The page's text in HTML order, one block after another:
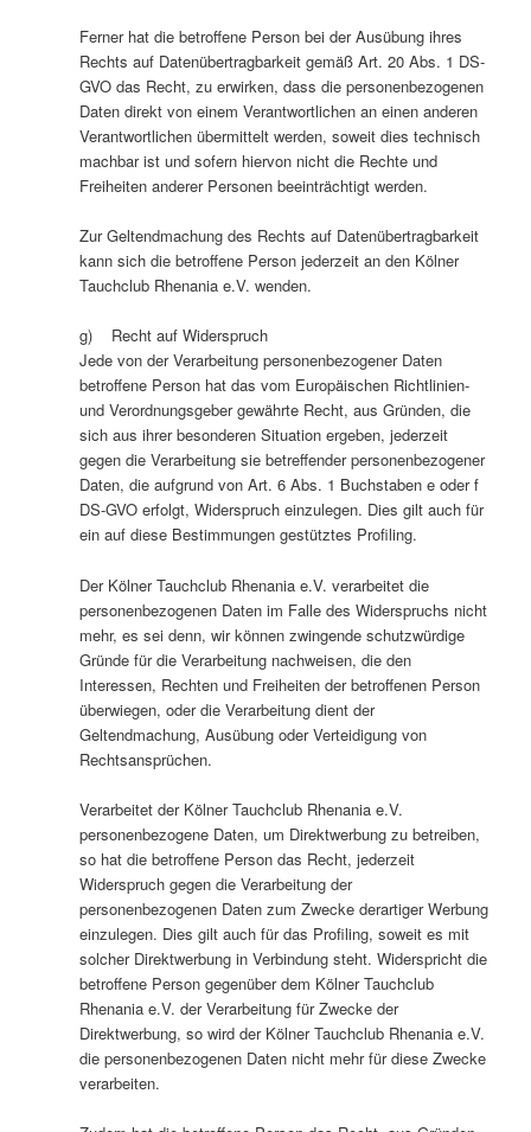
Ferner hat die betroffene Person bei der Ausübung ihres
Rechts auf Datenübertragbarkeit gemäß Art. 20 Abs. 1 DS-
GVO das Recht, zu erwirken, dass die personenbezogenen
Daten direkt von einem Verantwortlichen an einen anderen
Verantwortlichen übermittelt werden, soweit dies technisch
machbar ist und sofern hiervon nicht die Rechte und
Freiheiten anderer Personen beeinträchtigt werden.
Zur Geltendmachung des Rechts auf Datenübertragbarkeit
kann sich die betroffene Person jederzeit an den Kölner
Tauchclub Rhenania e.V. wenden.
g) Recht auf Widerspruch
Jede von der Verarbeitung personenbezogener Daten
betroffene Person hat das vom Europäischen Richtlinien-
und Verordnungsgeber gewährte Recht, aus Gründen, die
sich aus ihrer besonderen Situation ergeben, jederzeit
gegen die Verarbeitung sie betreffender personenbezogener
Daten, die aufgrund von Art. 6 Abs. 1 Buchstaben e oder f
DS-GVO erfolgt, Widerspruch einzulegen. Dies gilt auch für
ein auf diese Bestimmungen gestütztes Profiling.
Der Kölner Tauchclub Rhenania e.V. verarbeitet die
personenbezogenen Daten im Falle des Widerspruchs nicht
mehr, es sei denn, wir können zwingende schutzwürdige
Gründe für die Verarbeitung nachweisen, die den
Interessen, Rechten und Freiheiten der betroffenen Person
überwiegen, oder die Verarbeitung dient der
Geltendmachung, Ausübung oder Verteidigung von
Rechtsansprüchen.
Verarbeitet der Kölner Tauchclub Rhenania e.V.
personenbezogene Daten, um Direktwerbung zu betreiben,
so hat die betroffene Person das Recht, jederzeit
Widerspruch gegen die Verarbeitung der
personenbezogenen Daten zum Zwecke derartiger Werbung
einzulegen. Dies gilt auch für das Profiling, soweit es mit
solcher Direktwerbung in Verbindung steht. Widerspricht die
betroffene Person gegenüber dem Kölner Tauchclub
Rhenania e.V. der Verarbeitung für Zwecke der
Direktwerbung, so wird der Kölner Tauchclub Rhenania e.V.
die personenbezogenen Daten nicht mehr für diese Zwecke
verarbeiten.